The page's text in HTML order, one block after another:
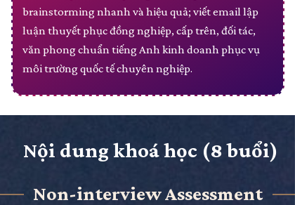
brainstorming nhanh và hiệu quả; viết email lập
luận thuyết phục đồng nghiệp, cấp trên, đối tác,
văn phong chuẩn tiếng Anh kinh doanh phục vụ
môi trường quốc tế chuyên nghiệp.
Nội dung khoá học (8 buổi)
Non-interview Assessment